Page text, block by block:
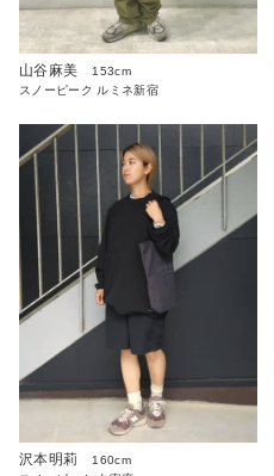
山谷麻美
153cm
スノーピーク ルミネ新宿
沢本明莉
160cm